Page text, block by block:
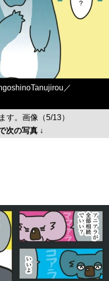
／
す。画像（5/13）
次の写真 ↓